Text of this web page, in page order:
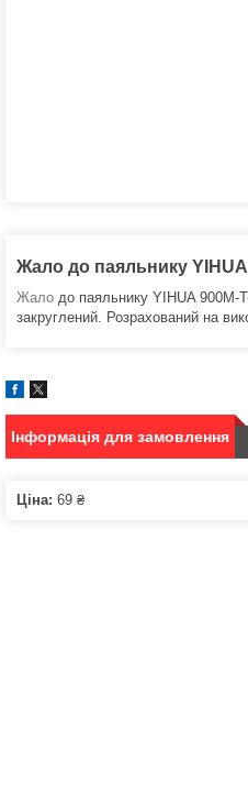
Жало до паяльнику YIHUA
Жало до паяльнику YIHUA 900M-
закруглений. Розрахований на
Інформація для замовлення
Ціна: 69 ₴